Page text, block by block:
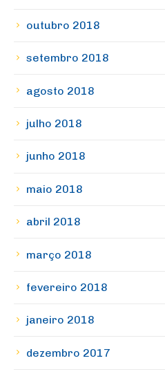
outubro 2018
setembro 2018
agosto 2018
julho 2018
junho 2018
maio 2018
abril 2018
março 2018
fevereiro 2018
janeiro 2018
dezembro 2017